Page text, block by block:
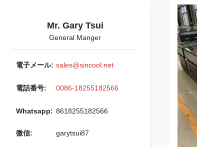
Mr. Gary Tsui
General Manger
電子メール: sales@sincool.net
電話番号: 0086-18255182566
Whatsapp: 8618255182566
微信: garytsui87